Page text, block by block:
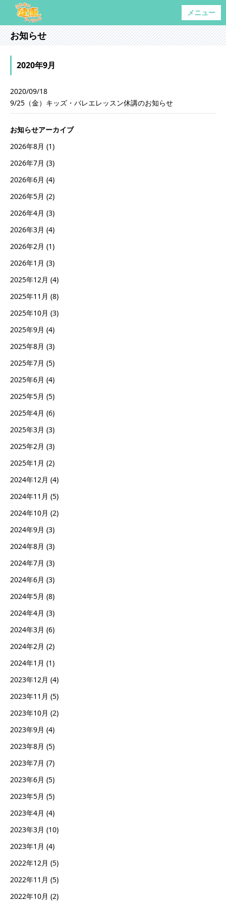
メニュー
お知らせ
2020年9月
2020/09/18
9/25（金）キッズ・バレエレッスン休講のお知らせ
お知らせアーカイブ
2026年8月 (1)
2026年7月 (3)
2026年6月 (4)
2026年5月 (2)
2026年4月 (3)
2026年3月 (4)
2026年2月 (1)
2026年1月 (3)
2025年12月 (4)
2025年11月 (8)
2025年10月 (3)
2025年9月 (4)
2025年8月 (3)
2025年7月 (5)
2025年6月 (4)
2025年5月 (5)
2025年4月 (6)
2025年3月 (3)
2025年2月 (3)
2025年1月 (2)
2024年12月 (4)
2024年11月 (5)
2024年10月 (2)
2024年9月 (3)
2024年8月 (3)
2024年7月 (3)
2024年6月 (3)
2024年5月 (8)
2024年4月 (3)
2024年3月 (6)
2024年2月 (2)
2024年1月 (1)
2023年12月 (4)
2023年11月 (5)
2023年10月 (2)
2023年9月 (4)
2023年8月 (5)
2023年7月 (7)
2023年6月 (5)
2023年5月 (5)
2023年4月 (4)
2023年3月 (10)
2023年1月 (4)
2022年12月 (5)
2022年11月 (5)
2022年10月 (2)